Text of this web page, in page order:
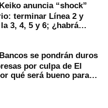
Keiko anuncia “shock”
terminar Línea 2 y
3, 4, 5 y 6; ¿habrá
Bancos se pondrán duros
por culpa de El
qué será bueno para